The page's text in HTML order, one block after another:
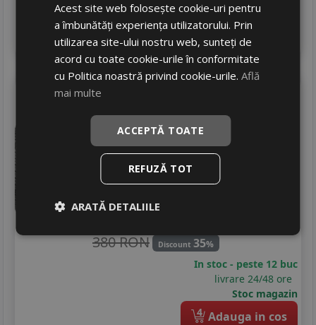
Stoc magazin
4 Adauga in cos
Grenlander
205/55 R16 94V
Turisme
Consum
Aderenta
380 RON Discount 35%
In stoc - peste 12 buc
livrare 24/48 ore
Stoc magazin
4 Adauga in cos
Acest site web folosește cookie-uri pentru
a îmbunătăți experiența utilizatorului. Prin
utilizarea site-ului nostru web, sunteți de
acord cu toate cookie-urile în conformitate
cu Politica noastră privind cookie-urile.Află
mai multe
ACCEPTĂ TOATE
REFUZĂ TOT
ARATĂ DETALIILE